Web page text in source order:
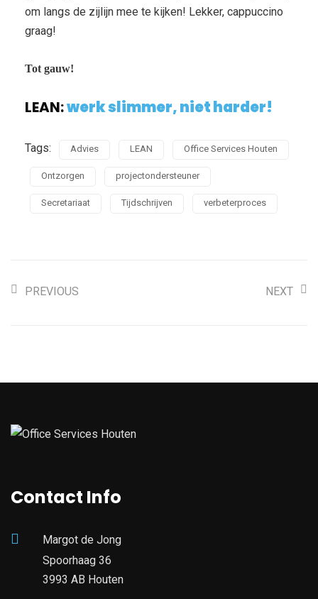
om langs de zijlijn mee te kijken! Lekker, cappuccino
graag!
Tot gauw!
LEAN:werk slimmer, niet harder!
Tags: Advies LEAN Office Services Houten
Ontzorgen projectondersteuner
Secretariaat Tijdschrijven verbeterproces
PREVIOUS NEXT
Contact Info
Margot de Jong
Spoorhaag 36
3993 AB Houten